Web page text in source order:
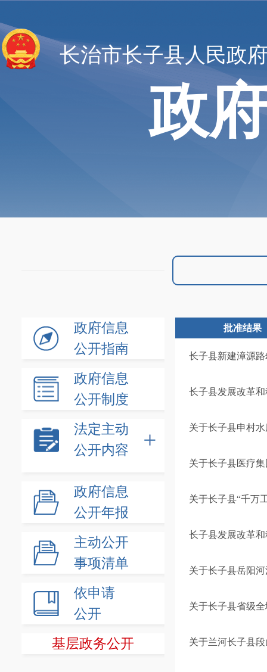
长治市长子县人民政
政
政府信息
公开指南
政府信息
公开制度
法定主动
公开内容
政府信息
公开年报
主动公开
事项清单
依申请
公开
基层政务公开
批准结果
长子县新建漳源
长子县发展改革
关于长子县申村
关于长子县医疗
关于长子县“千万
长子县发展改革
关于长子县岳阳
关于长子县省级
关于兰河长子县